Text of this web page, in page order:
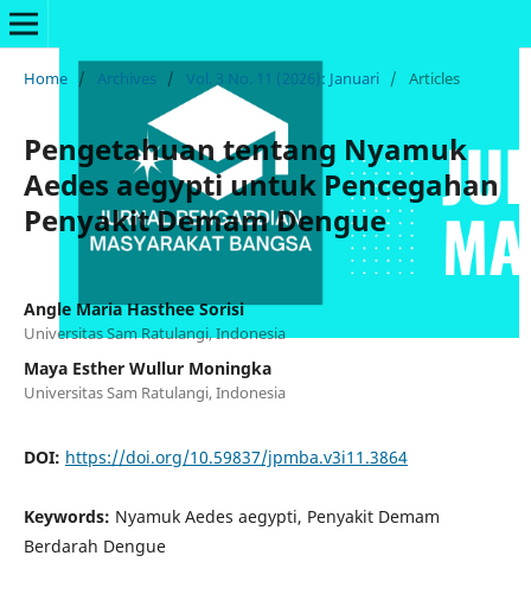
Home / Archives / Vol. 3 No. 11 (2026): Januari / Articles
Pengetahuan tentang Nyamuk
Aedes aegypti untuk Pencegahan
Penyakit Demam Dengue
Angle Maria Hasthee Sorisi
Universitas Sam Ratulangi, Indonesia
Maya Esther Wullur Moningka
Universitas Sam Ratulangi, Indonesia
DOI: https://doi.org/10.59837/jpmba.v3i11.3864
Keywords: Nyamuk Aedes aegypti, Penyakit Demam
Berdarah Dengue